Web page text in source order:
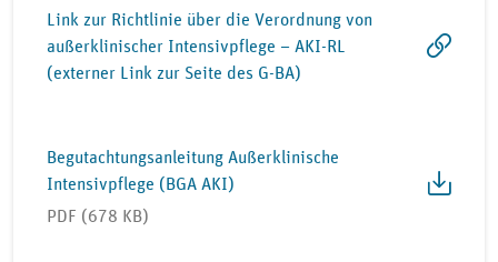
Link zur Richtlinie über die Verordnung von
außerklinischer Intensivpflege – AKI-RL
(externer Link zur Seite des G-BA)
Begutachtungsanleitung Außerklinische
Intensivpflege (BGA AKI)
PDF (678 KB)